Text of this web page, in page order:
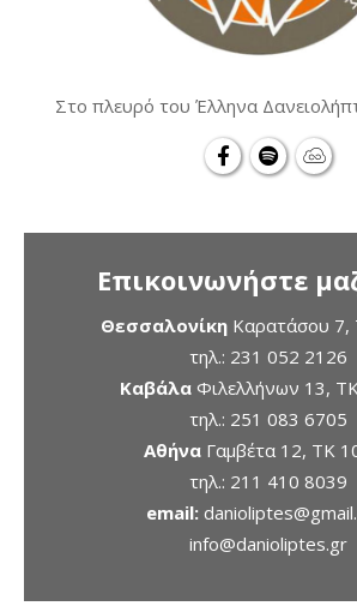
Στο πλευρό του Έλληνα
Επικοινωνήστε
ΘεσσαλονίκηΚαρατάσου 7,
τηλ.: 231 052 2126
ΚαβάλαΦιλελλήνων 13,
τηλ.: 251 083 6705
ΑθήναΓαμβέτα 12, ΤΚ
τηλ.: 211 410 8039
email:
info@danioliptes.gr